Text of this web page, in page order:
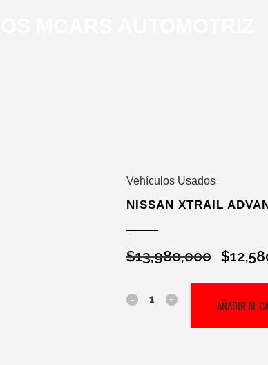
Vehículos Usados
NISSAN XTRAIL
$13,980,000
El
era:
$
Nissan AÑADIR AL